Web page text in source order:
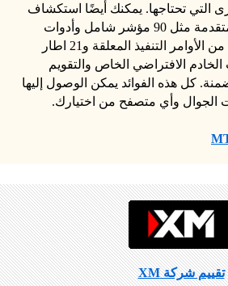
التي تحتاجها. يمكنك أيضًا استكشاف
أدوات التحليل الفني المتقدمة مثل 90 مؤشر شامل وأدوات
الرسم البياني بـ 6 أنواع من الأوامر التنفيذ المعلقة و21 اطار
الافتراضي الخاص والتقويم
كل هذه الفوائد يمكن الوصول إليها
الجوال وأي متصفح من اختيارك.
تقييم شركة XM